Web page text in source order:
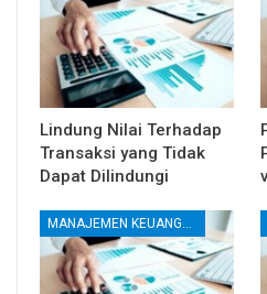
Lindung Nilai Terhadap
Transaksi yang Tidak
Dapat Dilindungi
MANAJEMEN KEUANGAN